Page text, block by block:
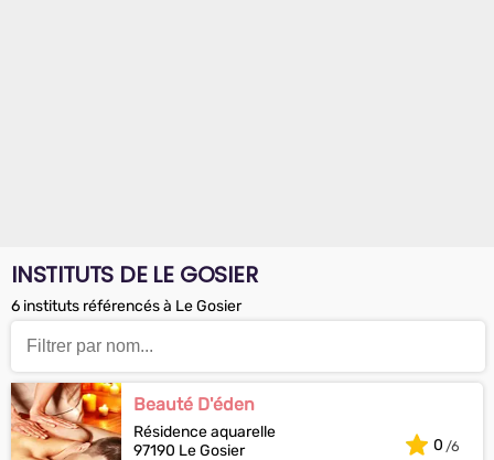
INSTITUTS DE LE GOSIER
6 instituts référencés à Le Gosier
Beauté D'éden
Résidence aquarelle
97190 Le Gosier
0